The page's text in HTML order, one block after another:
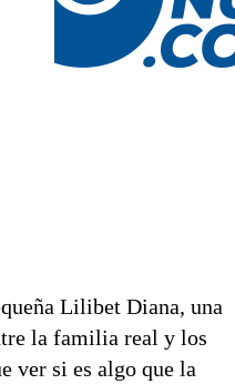
Lilibet Diana, una
la familia real y los
ver si es algo que la